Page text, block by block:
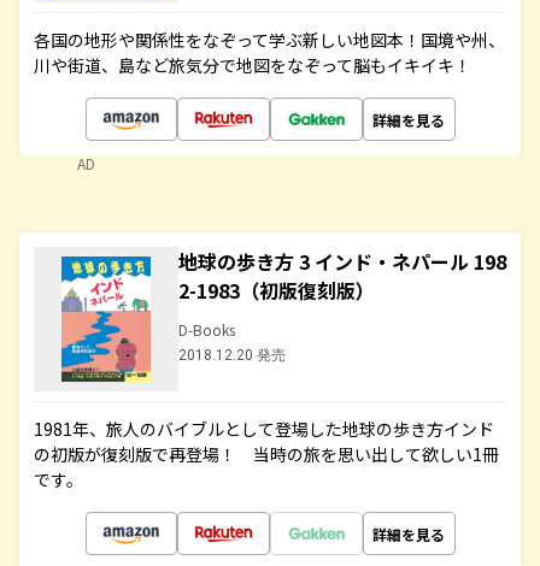
各国の地形や関係性をなぞって学ぶ新しい地図本！国境や州、
川や街道、島など旅気分で地図をなぞって脳もイキイキ！
詳細を見る
AD
地球の歩き方 3 インド・ネパール 198
2-1983（初版復刻版）
D-Books
2018.12.20 発売
1981年、旅人のバイブルとして登場した地球の歩き方インド
の初版が復刻版で再登場！ 当時の旅を思い出して欲しい1冊
です。
詳細を見る